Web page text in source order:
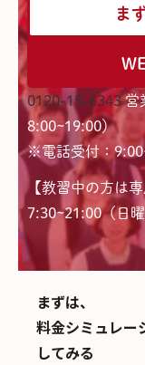
ま
0120-15-6343 営
8:00~19:00）
※電話受付：
【教習中の方は
7:30~21:00（日
まずは、
料金シミュレー
してみる